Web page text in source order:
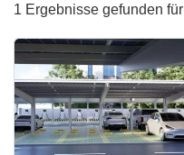
1 Ergebnisse gefunden